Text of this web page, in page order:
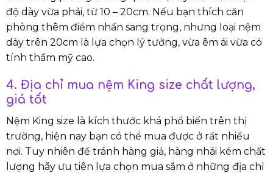
độ dày vừa phải, từ 10 – 20cm. Nếu bạn thích căn
phòng thêm điểm nhấn sang trọng, nhưng loại nệm
dày trên 20cm là lựa chọn lý tưởng, vừa êm ái vừa có
tính thẩm mỹ cao.
4. Địa chỉ mua nệm King size chất lượng,
giá tốt
Nệm King size là kích thước khá phổ biến trên thị
trường, hiện nay bạn có thể mua được ở rất nhiều
nơi. Tuy nhiên để tránh hàng giả, hàng nhái kém chất
lượng hãy ưu tiên lựa chọn mua sắm ở những địa chỉ